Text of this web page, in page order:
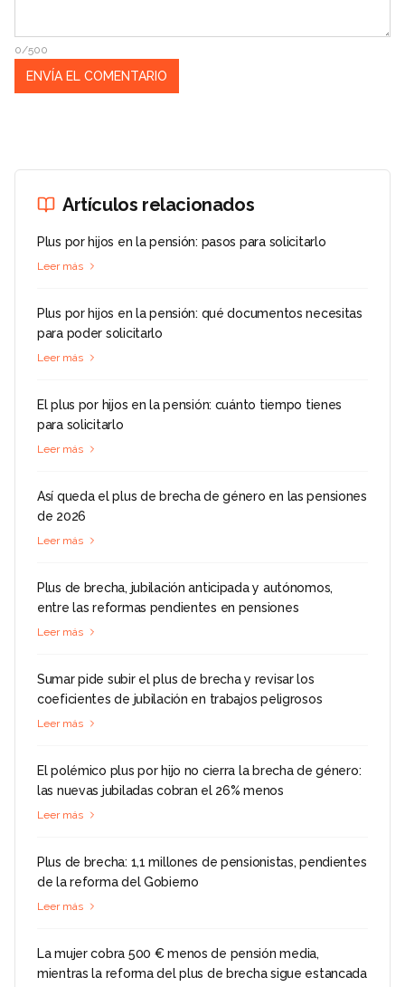
0/500
Artículos relacionados
Plus por hijos en la pensión: pasos para solicitarlo
Leer más
Plus por hijos en la pensión: qué documentos necesitas
para poder solicitarlo
Leer más
El plus por hijos en la pensión: cuánto tiempo tienes
para solicitarlo
Leer más
Así queda el plus de brecha de género en las pensiones
de 2026
Leer más
Plus de brecha, jubilación anticipada y autónomos,
entre las reformas pendientes en pensiones
Leer más
Sumar pide subir el plus de brecha y revisar los
coeficientes de jubilación en trabajos peligrosos
Leer más
El polémico plus por hijo no cierra la brecha de género:
las nuevas jubiladas cobran el 26% menos
Leer más
Plus de brecha: 1,1 millones de pensionistas, pendientes
de la reforma del Gobierno
Leer más
La mujer cobra 500 € menos de pensión media,
mientras la reforma del plus de brecha sigue estancada